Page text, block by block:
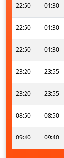
22:50 01:30
22:50 01:30
22:50 01:30
23:20 23:55
23:20 23:55
08:50 08:50
09:40 09:40